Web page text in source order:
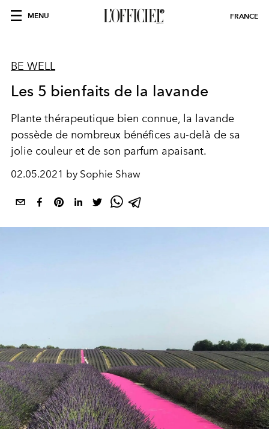
MENU FRANCE
BE WELL
Les 5 bienfaits de la lavande
Plante thérapeutique bien connue, la lavande
possède de nombreux bénéfices au-delà de sa
jolie couleur et de son parfum apaisant.
02.05.2021 by Sophie Shaw